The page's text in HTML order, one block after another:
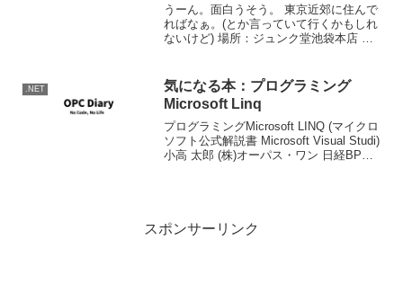
うーん。面白うそう。 東京近郊に住んで
ればなぁ。(とか言っていて行くかもしれ
ないけど) 場所：ジュンク堂池袋本店 日
2008-12-13 - 思ってい...
.NET
気になる本：プログラミング
Microsoft Linq
プログラミングMicrosoft LINQ (マイクロ
ソフト公式解説書 Microsoft Visual Studi)
小高 太郎 (株)オーパス・ワン 日経BPソ
スポンサーリンク